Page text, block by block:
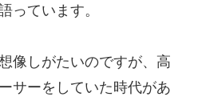
っています。
像しがたいのですが、高
サーをしていた時代があ